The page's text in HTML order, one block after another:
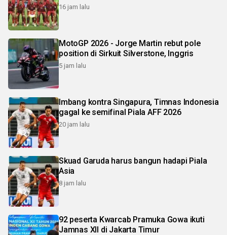
16 jam lalu
MotoGP 2026 - Jorge Martin rebut pole
position di Sirkuit Silverstone, Inggris
5 jam lalu
Imbang kontra Singapura, Timnas Indonesia
gagal ke semifinal Piala AFF 2026
20 jam lalu
Skuad Garuda harus bangun hadapi Piala
Asia
8 jam lalu
92 peserta Kwarcab Pramuka Gowa ikuti
Jamnas XII di Jakarta Timur